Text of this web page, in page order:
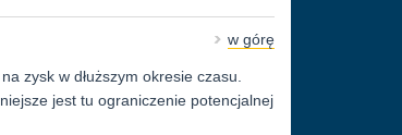
w górę
zysk w dłuższym okresie czasu.
jest tu ograniczenie potencjalnej